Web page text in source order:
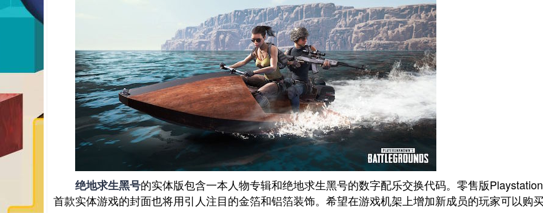
绝地求生黑号的实体版包含一本人物专辑和绝地求生黑号的数字配乐交换代码。零售版
首款实体游戏的封面也将用引人注目的金箔和铝箔装饰。希望在游戏机架上增加新成员的玩家可以购